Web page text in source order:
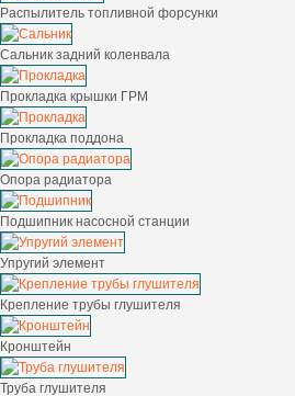
Распылитель топливной форсунки
Сальник задний коленвала
Прокладка крышки ГРМ
Прокладка поддона
Опора радиатора
Подшипник насосной станции
Упругий элемент
Крепление трубы глушителя
Кронштейн
Труба глушителя